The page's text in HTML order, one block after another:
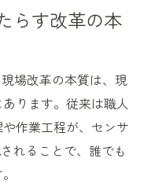
す大きな変化とは
率はどう変わるか
入門
るDX戦略の基本
飛躍的に向上
立て方を解説
らす改革の本
場改革の本質は、現
ります。従来は職人
作業工程が、センサ
れることで、誰でも